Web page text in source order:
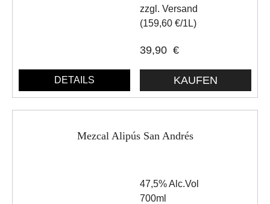
zzgl. Versand
(159,60 €/1L)
39,90 €
DETAILS
Mezcal Alipús San Andrés
47,5% Alc.Vol
700ml